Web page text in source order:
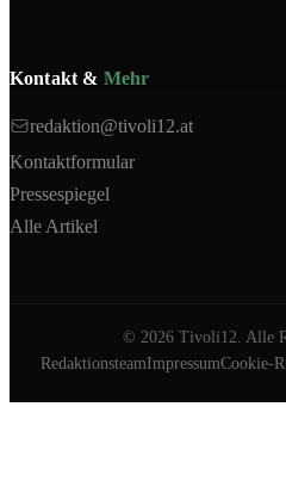
Kontakt & Mehr
redaktion@tivoli12.at
Kontaktformular
Pressespiegel
Alle Artikel
© 2026Tivoli12. Alle
RedaktionsteamImpressumCookie-